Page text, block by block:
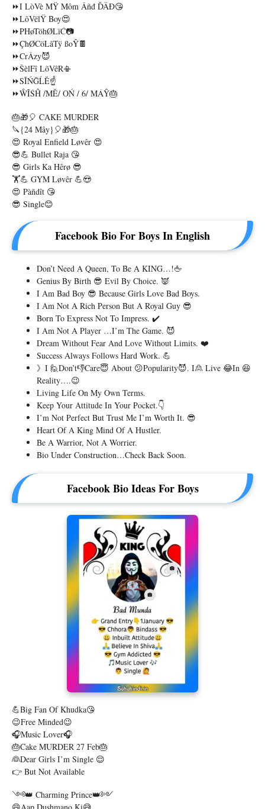
⏩I LòVè MŸ Môm Âñđ ĎÄĐ️😘
⏩LõVëlŸ Boy😍
⏩PHøTöhØLïĆ📷
⏩ÇhØCöLãTÿ SSoŶ🍫
⏩CrÂzy😈
⏩ŠèlFî LõVêR📳
⏩SĨŃĞĹĔ☝️
⏩ŴĨŚĤ /MĔ/ OŃ / 6/ MÁŶ🎂
🎂🎁🎈 CAKE MURDER
🔪{24 Mây}🎈🎁🎂
😍 Royal Enfield Løvêr 😍
😎💪 Bullet Raja 😘
😎 Girls Ka Hêrø 😎
🏋💪 GYM Løvêr 💪😍
😍 Pàñdît 😘
😎 Single😊
Facebook Bio For Boys In English
Don’t Need A Queen, To Be A KING…!🖕
Genius By Birth 😎 Evil By Choice. 👿
I Am Bad Boy 😎 Because Girls Love Bad Boys.
I Am Not A Rich Person But A Royal Guy 😎
Born To Express Not To Impress. ✔️
I Am Not A Player …I’m The Game. 😈
Dream Without Fear And Love Without Limits. ❤️
Success Always Follows Hard Work. 💪
》I 🙋Don’t👎Care😇 About 😕Popularity😈. I🙎 Live 😂In 😆
Reality….😉
Living Life On My Own Terms.
Keep Your Attitude In Your Pocket.👇
I’m Not Perfect But Trust Me I’m Worth It. 😎
Heart Of A King Mind Of A Hustler.
Be A Warrior, Not A Worrier.
Bio Under Construction…check Back Soon.
Facebook Bio Ideas For Boys
💪Big Fan Of Khudka😘
😉Free Minded😉
🎧Music Lover🎧
🎂Cake MURDER 27 Feb🎂
👰Dear Girls I’m Single 😌
👉 But Not Available
༺👑 Charming Prince👑༻